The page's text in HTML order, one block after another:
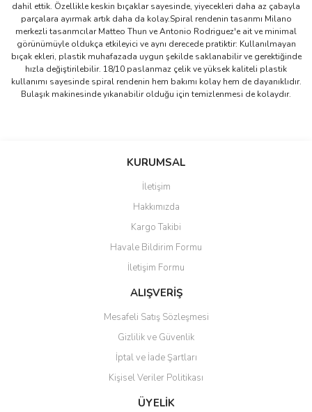
dahil ettik. Özellikle keskin bıçaklar sayesinde, yiyecekleri daha az çabayla
parçalara ayırmak artık daha da kolay.Spiral rendenin tasarımı Milano
merkezli tasarımcılar Matteo Thun ve Antonio Rodriguez'e ait ve minimal
görünümüyle oldukça etkileyici ve aynı derecede pratiktir: Kullanılmayan
bıçak ekleri, plastik muhafazada uygun şekilde saklanabilir ve gerektiğinde
hızla değiştirilebilir. 18/10 paslanmaz çelik ve yüksek kaliteli plastik
kullanımı sayesinde spiral rendenin hem bakımı kolay hem de dayanıklıdır.
Bulaşık makinesinde yıkanabilir olduğu için temizlenmesi de kolaydır.
Bu ürüne ilk yorumu siz yapın!
Ürün resmi kalitesiz, bozuk veya görüntülenemiyor.
Ürün açıklamasında eksik bilgiler bulunuyor.
Ürün bilgilerinde hatalar bulunuyor.
Ürün fiyatı diğer sitelerden daha pahalı.
Bu ürüne benzer farklı alternatifler olmalı.
Gönder
KURUMSAL
İletişim
Hakkımızda
Kargo Takibi
Havale Bildirim Formu
İletişim Formu
ALIŞVERİŞ
Mesafeli Satış Sözleşmesi
Gizlilik ve Güvenlik
İptal ve İade Şartları
Kişisel Veriler Politikası
ÜYELİK